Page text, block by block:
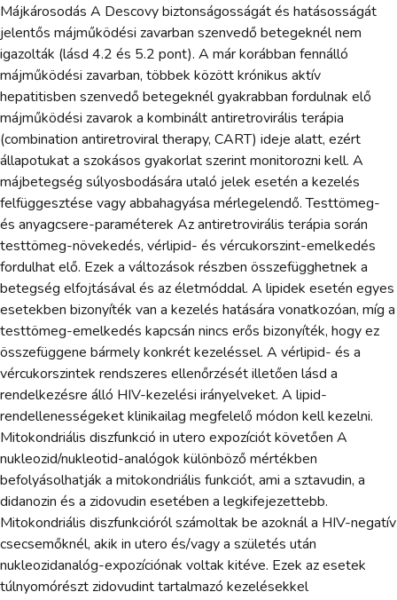
Májkárosodás A Descovy biztonságosságát és hatásosságát
jelentős májműködési zavarban szenvedő betegeknél nem
igazolták (lásd 4.2 és 5.2 pont). A már korábban fennálló
májműködési zavarban, többek között krónikus aktív
hepatitisben szenvedő betegeknél gyakrabban fordulnak elő
májműködési zavarok a kombinált antiretrovirális terápia
(combination antiretroviral therapy, CART) ideje alatt, ezért
állapotukat a szokásos gyakorlat szerint monitorozni kell. A
májbetegség súlyosbodására utaló jelek esetén a kezelés
felfüggesztése vagy abbahagyása mérlegelendő. Testtömeg-
és anyagcsere-paraméterek Az antiretrovirális terápia során
testtömeg-növekedés, vérlipid- és vércukorszint-emelkedés
fordulhat elő. Ezek a változások részben összefügghetnek a
betegség elfojtásával és az életmóddal. A lipidek esetén egyes
esetekben bizonyíték van a kezelés hatására vonatkozóan, míg a
testtömeg-emelkedés kapcsán nincs erős bizonyíték, hogy ez
összefüggene bármely konkrét kezeléssel. A vérlipid- és a
vércukorszintek rendszeres ellenőrzését illetően lásd a
rendelkezésre álló HIV-kezelési irányelveket. A lipid-
rendellenességeket klinikailag megfelelő módon kell kezelni.
Mitokondriális diszfunkció in utero expozíciót követően A
nukleozid/nukleotid-analógok különböző mértékben
befolyásolhatják a mitokondriális funkciót, ami a sztavudin, a
didanozin és a zidovudin esetében a legkifejezettebb.
Mitokondriális diszfunkcióról számoltak be azoknál a HIV-negatív
csecsemőknél, akik in utero és/vagy a születés után
nukleozidanalóg-expozíciónak voltak kitéve. Ezek az esetek
túlnyomórészt zidovudint tartalmazó kezelésekkel